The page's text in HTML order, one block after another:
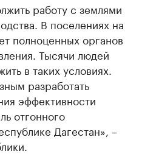
работу с землями
В поселениях на
полноценных органов
Тысячи людей
в таких условиях.
разработать
эффективности
отгонного
Дагестан», –